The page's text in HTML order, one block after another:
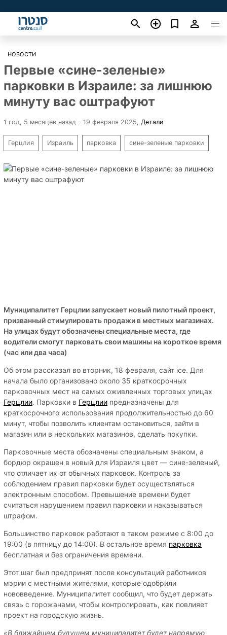
НОВОСТИ
Первые «сине-зеленые»
парковки в Израиле: за лишнюю
минуту вас оштрафуют
1 год, 5 месяцев назад - 19 февраля 2025 Детали
Герцлия Израиль парковка сине-зеленые парковки
Муниципалитет Герцлии запускает новый пилотный проект,
призванный стимулировать продажи в местных магазинах.
На улицах будут обозначены специальные места, где
водители смогут парковать свои машины на короткое время
(час или два часа)
Об этом рассказал во вторник, 18 февраля, сайт ice. Для
начала было организовано около 35 краткосрочных
парковочных мест на самых оживленных торговых улицах
Герцлии. Парковки в Герцлии предназначены для
краткосрочного использования продолжительностью до 60
минут, чтобы позволить клиентам остановиться, зайти в
магазин или в нескольких магазинов, сделать покупки.
Парковочные места обозначены специальным знаком, а
бордюр окрашен в новый для Израиля цвет — сине-зеленый,
что отличает их от обычных парковок. Контроль за
соблюдением правил парковки будет осуществляться
электронным способом. Превышение времени будет
считаться нарушением правил парковки и наказываться
штрафом.
Большинство парковок работают в таком режиме с 8:00 до
19:00 (в пятницу до 14:00). В остальное время парковка
бесплатная и без ограничения времени.
Этот шаг был предпринят после консультаций работников
мэрии с местными жителями, которые одобрили
нововведение. Муниципалитет сообщил, что будет держать
связь с горожанами, чтобы контролировать, как повлияет
проект на городскую жизнь.
«В ближайшем будущем муниципалитет будет напрямую